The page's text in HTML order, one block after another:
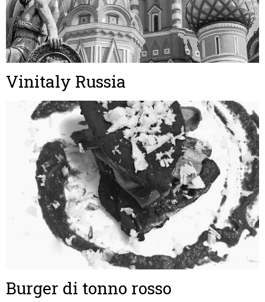
Vinitaly Russia
Burger di tonno rosso